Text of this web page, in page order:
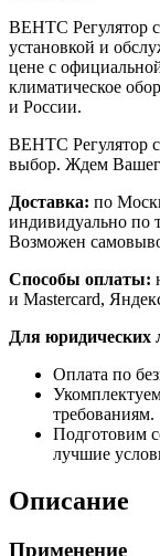
ВЕНТС Регулятор
установкой и
цене с
климатическое
и России.
ВЕНТС Регулятор
выбор. Ждем
Доставка: по
индивидуально по
Возможен
Способы оплаты:
и Mastercard,
Для юридических
Оплата по
требованиям.
Подготовим
лучшие
Описание
Применение